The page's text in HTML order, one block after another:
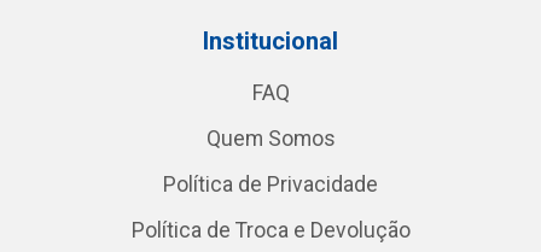
Institucional
FAQ
Quem Somos
Política de Privacidade
Política de Troca e Devolução